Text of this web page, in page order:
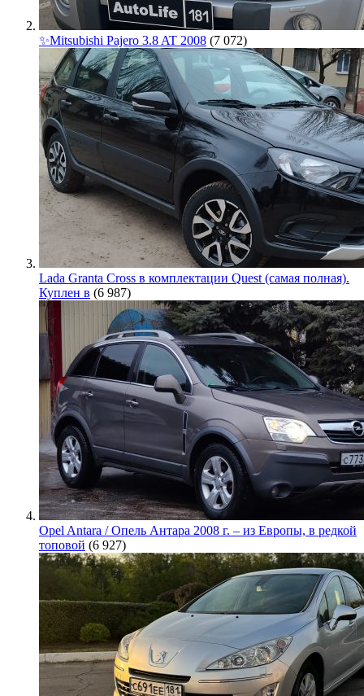
✨Mitsubishi Pajero 3.8 AT 2008 (7 072)
Lada Granta Cross в комплектации Quest (самая полная).
Куплен в (6 987)
Opel Antara / Опель Антара 2008 г. – из Европы, в редкой
топовой (6 927)